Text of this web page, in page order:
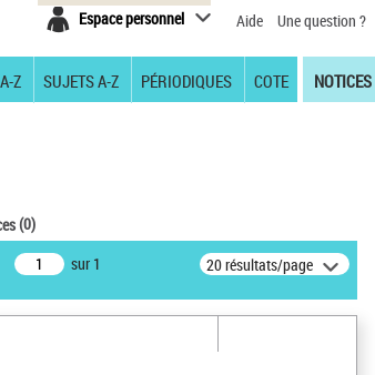
Espace personnel Aide Une question ?
Z SUJETS A-Z PÉRIODIQUES COTE
(0)
sur 1 20 résultats/page